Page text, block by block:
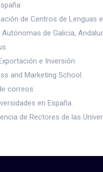
de Centros de Lenguas
de Galicia,
e Inversión.
and Marketing School.
correos.
en España.
de Rectores de las